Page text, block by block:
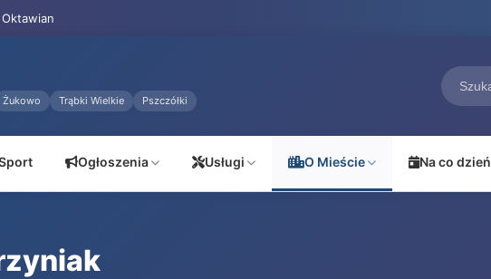
Żukowo Trąbki Wielkie Pszczółki
Ogłoszenia Usługi O Mieście Na co dzień